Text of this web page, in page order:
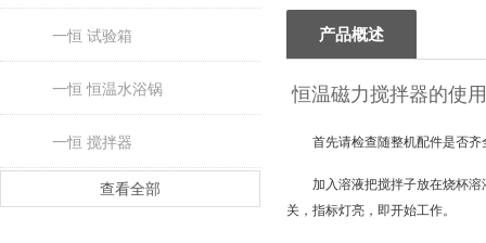
一恒 试验箱
一恒 恒温水浴锅
一恒 搅拌器
查看全部
产品概述
恒温磁力搅拌器的使
首先请检查随整机配件是否
加入溶液把搅拌子放在烧杯
关，指标灯亮，即开始工作。